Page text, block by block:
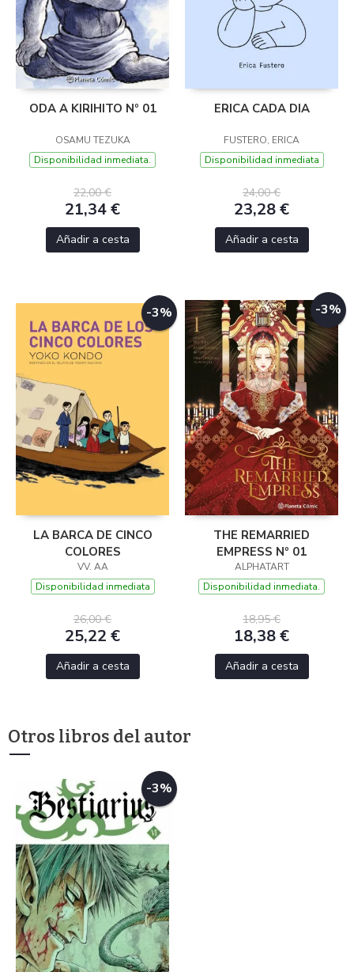
ODA A KIRIHITO Nº 01
OSAMU TEZUKA
Disponibilidad inmediata.
22,00 €
21,34 €
Añadir a cesta
ERICA CADA DIA
FUSTERO, ERICA
Disponibilidad inmediata
24,00 €
23,28 €
Añadir a cesta
-3%
LA BARCA DE CINCO
COLORES
VV. AA
Disponibilidad inmediata
26,00 €
25,22 €
Añadir a cesta
-3%
THE REMARRIED
EMPRESS Nº 01
ALPHATART
Disponibilidad inmediata.
18,95 €
18,38 €
Añadir a cesta
Otros libros del autor
-3%